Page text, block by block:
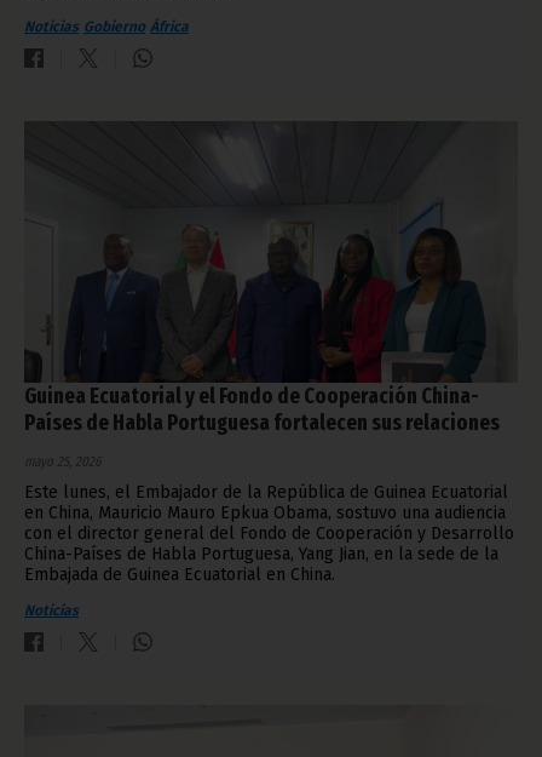
Noticias Gobierno África
Guinea Ecuatorial y el Fondo de Cooperación China-
Países de Habla Portuguesa fortalecen sus relaciones
mayo 25, 2026
Este lunes, el Embajador de la República de Guinea Ecuatorial
en China, Mauricio Mauro Epkua Obama, sostuvo una audiencia
con el director general del Fondo de Cooperación y Desarrollo
China-Países de Habla Portuguesa, Yang Jian, en la sede de la
Embajada de Guinea Ecuatorial en China.
Noticias